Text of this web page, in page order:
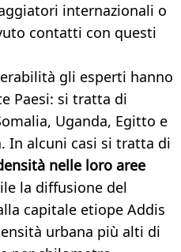
internazionali o
contatti con questi
gli esperti hanno
Paesi: si tratta di
Uganda, Egitto e
In alcuni casi si tratta di
nelle loro aree
la diffusione del
capitale etiope Addis
urbana più alti di